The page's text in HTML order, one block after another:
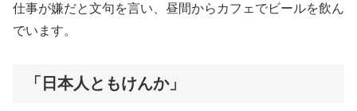
仕事が嫌だと文句を言い、昼間からカフェでビールを飲ん
でいます。
「日本人ともけんか」